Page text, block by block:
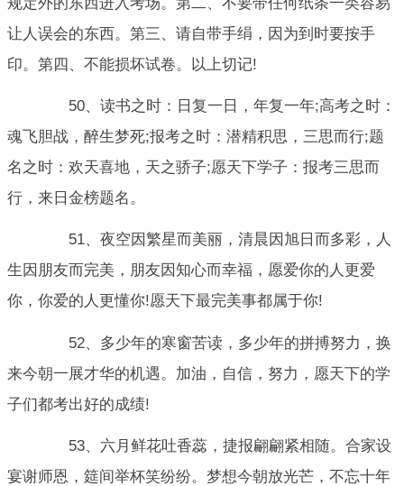
让人误会的东西。第三、请自带手绢，因为到时要按手
印。第四、不能损坏试卷。以上切记!
50、读书之时：日复一日，年复一年;高考之时：
魂飞胆战，醉生梦死;报考之时：潜精积思，三思而行;题
名之时：欢天喜地，天之骄子;愿天下学子：报考三思而
行，来日金榜题名。
51、夜空因繁星而美丽，清晨因旭日而多彩，人
生因朋友而完美，朋友因知心而幸福，愿爱你的人更爱
你，你爱的人更懂你!愿天下最完美事都属于你!
52、多少年的寒窗苦读，多少年的拼搏努力，换
来今朝一展才华的机遇。加油，自信，努力，愿天下的学
子们都考出好的成绩!
53、六月鲜花吐香蕊，捷报翩翩紧相随。合家设
宴谢师恩，筵间举杯笑纷纷。梦想今朝放光芒，不忘十年